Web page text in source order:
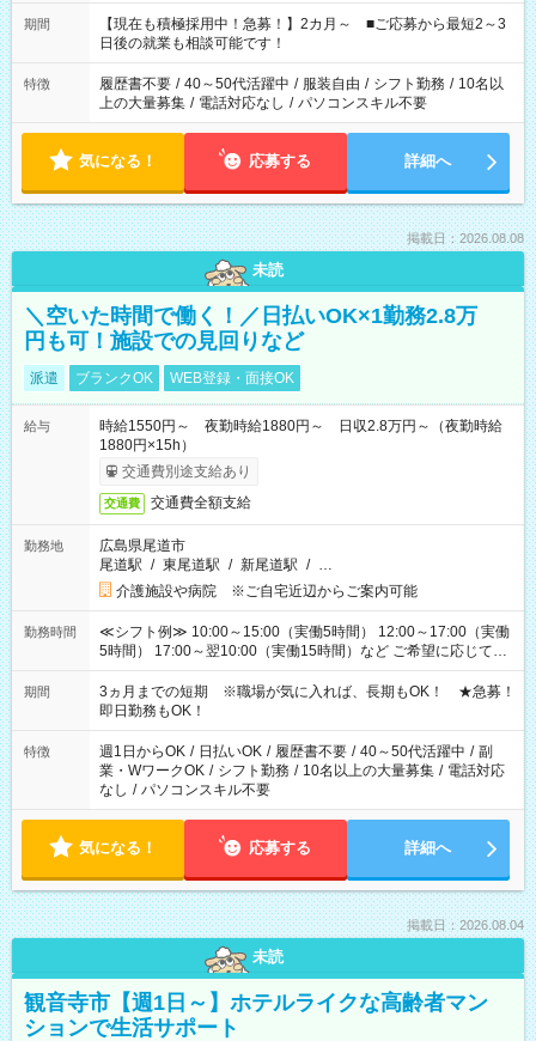
たくない」 など、ご希望を教えてくださいね。 ※Wワーク希望
の方へ 今ご覧のお仕事で希望する勤務時間と、もう1つのお仕事
の勤務時間。 合計で週40時間を超える場合は応募できません。
期間
【現在も積極採用中！急募！】2カ月～ ■ご応募から最短2～3
日後の就業も相談可能です！
特徴 履歴書不要 / 40～50代活躍中 / 服装自由 / シフト勤務 / 10名以
上の大量募集 / 電話対応なし / パソコンスキル不要
気になる！ 応募する 詳細へ
掲載日：2026.08.08
未読
＼空いた時間で働く！／日払いOK×1勤務2.8万
円も可！施設での見回りなど
派遣 ブランクOK WEB登録・面接OK
給与
時給1550円～ 夜勤時給1880円～ 日収2.8万円～（夜勤時給
1880円×15h）
交通費別途支給あり
交通費 交通費全額支給
勤務地
広島県尾道市
尾道駅 / 東尾道駅 / 新尾道駅 / …
介護施設や病院 ※ご自宅近辺からご案内可能
勤務時間
≪シフト例≫ 10:00～15:00（実働5時間） 12:00～17:00（実働
5時間） 17:00～翌10:00（実働15時間）など ご希望に応じて、
働く時間は調整できます！ お気軽に担当へ相談ください！
期間
3ヵ月までの短期 ※職場が気に入れば、長期もOK！ ★急募！
即日勤務もOK！
特徴 週1日からOK / 日払いOK / 履歴書不要 / 40～50代活躍中 / 副
業・WワークOK / シフト勤務 / 10名以上の大量募集 / 電話対応
なし / パソコンスキル不要
気になる！ 応募する 詳細へ
掲載日：2026.08.04
未読
観音寺市【週1日～】ホテルライクな高齢者マン
ションで生活サポート